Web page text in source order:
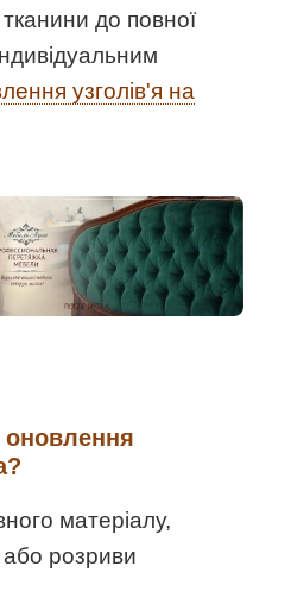
до повної
узголів'я на
оновлення
матеріалу,
або розриви